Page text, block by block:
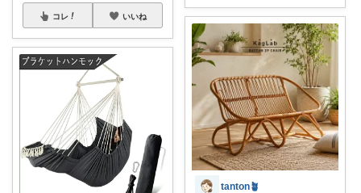
コレ いいね
tanton🪴